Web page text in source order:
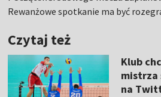
Rewanżowe spotkanie ma być
Czytaj też
Klub
mistrza
na